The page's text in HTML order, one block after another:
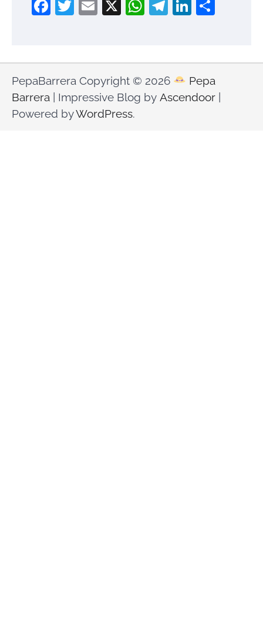
Facebook
Twitter
Email
X WhatsApp
Telegram
PepaBarrera Copyright © 2026
Pepa
Barrera | Impressive Blog by Ascendoor
Powered byWordPress.